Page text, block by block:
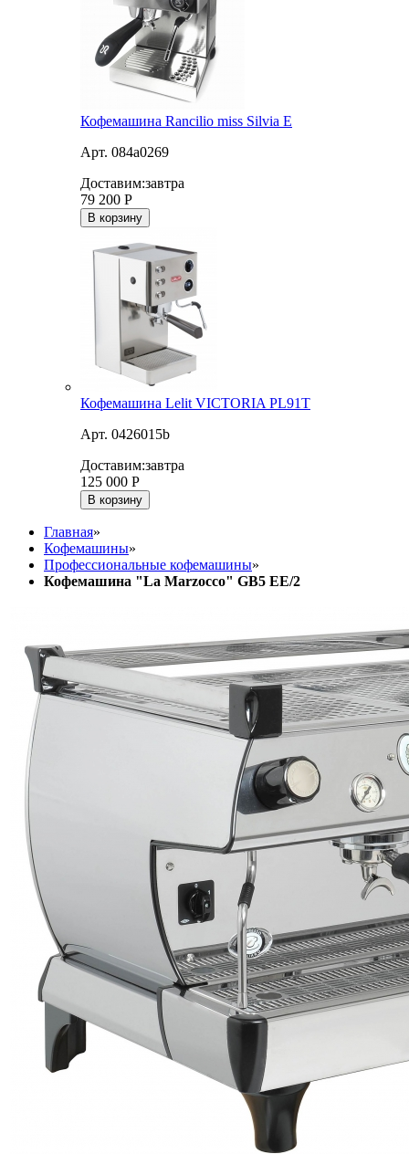
Кофемашина Rancilio miss Silvia E
Арт. 084a0269
Доставим:завтра
79 200 Р
В корзину
Кофемашина Lelit VICTORIA PL91T
Арт. 0426015b
Доставим:завтра
125 000 Р
В корзину
Главная»
Кофемашины»
Профессиональные кофемашины»
Кофемашина "La Marzocco" GB5 EE/2